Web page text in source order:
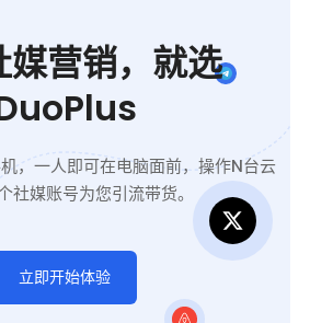
媒营销，就选
，一人即可在电脑面前，操作N台云
社媒账号为您引流带货。
立即开始体验